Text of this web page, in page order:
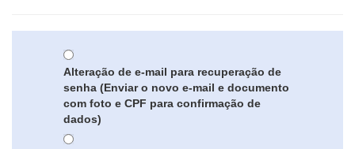
Alteração de e-mail para recuperação de
senha (Enviar o novo e-mail e documento
com foto e CPF para confirmação de
dados)